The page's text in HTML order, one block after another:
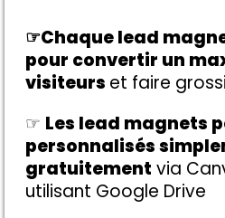
☞Chaque lead
pour convertir un
visiteurs et faire
☞ Les lead magnets
personnalisés
gratuitement via
utilisant Google Drive